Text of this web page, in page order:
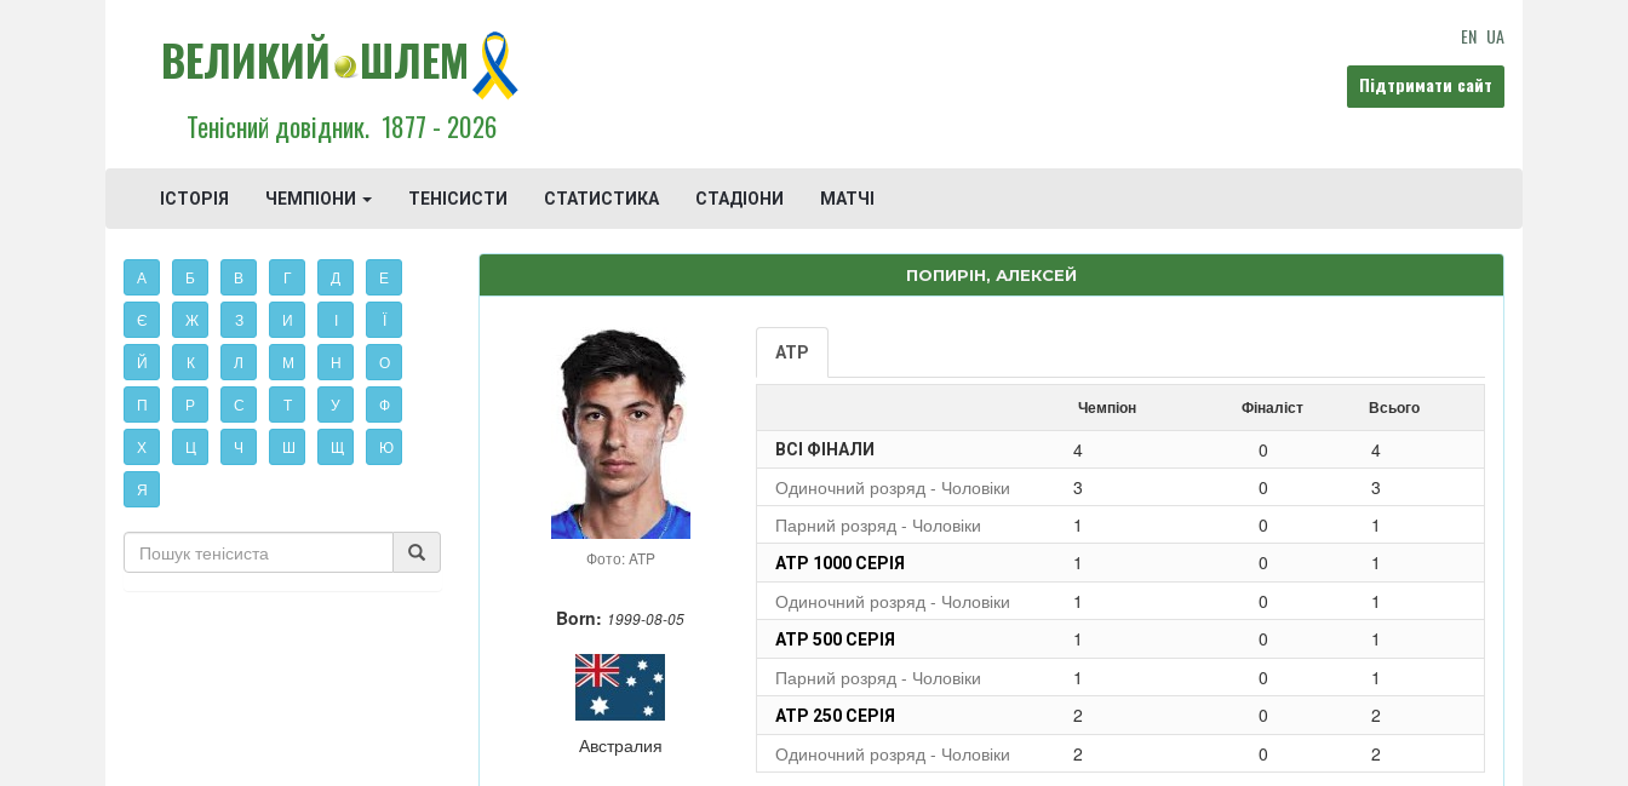
ВЕЛИКИЙ ШЛЕМ
Тенісний довідник. 1877 - 2026
EN UA
Підтримати сайт
ІСТОРІЯ ЧЕМПІОНИ ТЕНІСИСТИ СТАТИСТИКА СТАДІОНИ МАТЧІ
А Б В Г Д Е
Є Ж З И І Ї
Й К Л М Н О
П Р С Т У Ф
Х Ц Ч Ш Щ Ю
Я
ПОПИРІН, АЛЕКСЕЙ
Фото: ATP
Born: 1999-08-05
Австралия
ATP
Чемпіон Фіналіст Всього
ВСІ ФІНАЛИ 4 0
4
Одиночний розряд - Чоловіки
3 0
3
Парний розряд - Чоловіки
1 0 1
ATP 1000 СЕРІЯ 1 0
1
Одиночний розряд - Чоловіки
1 0 1
ATP 500 СЕРІЯ 1 0
1
Парний розряд - Чоловіки
1 0 1
ATP 250 СЕРІЯ 2 0
2
Одиночний розряд - Чоловіки
2 0 2